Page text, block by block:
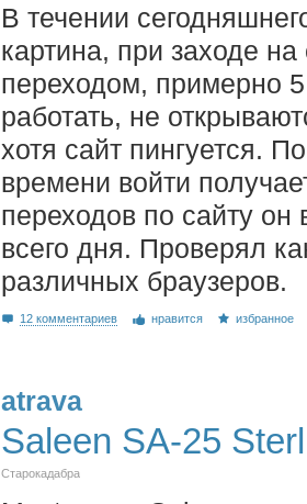
В течении
картина, при заходе
переходом, примерно
работать, не
хотя сайт пингуется.
времени войти
переходов по сайту он
всего дня. Проверял
различных браузеров.
12 комментариев нравится избранное
atrava
Saleen SA-25
Старокадабра